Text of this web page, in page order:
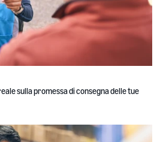
sulla promessa di consegna delle tue